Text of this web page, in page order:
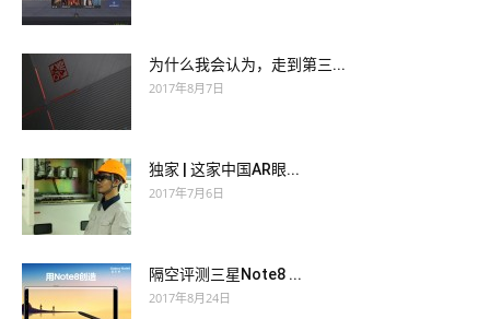
为什么我会认为，走到第三...
2017年8月7日
独家 | 这家中国AR眼...
2017年7月6日
隔空评测三星Note8 ...
2017年8月24日